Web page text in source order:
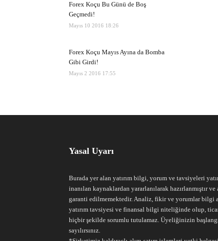
Forex Koçu Bu Günü de Boş
Geçmedi!
Mayıs 10 2016 18:26
Forex Koçu Mayıs Ayına da Bomba
Gibi Girdi!
Mayıs 2 2016 17:55
Yasal Uyarı
Burada yer alan yatırım bilgi, yorum ve tavsiyeleri
inanılan kaynaklardan yararlanılarak hazırlanmıştır
garanti edilmemektedir. Analiz, fikir ve yorumlar bilgi
yatırım tavsiyesi ve finansal bilgi niteliğinde olup,
hiçbir şekilde sorumlu tutulamaz. Üyeliğinizin
sayılırsınız.